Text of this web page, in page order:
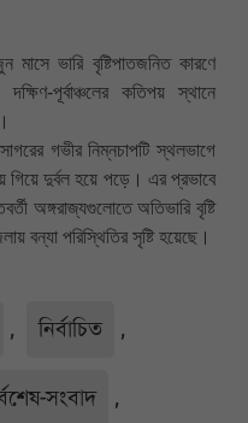
মাসে ভারি বৃষ্টিপাতজনিত কারণে
পূর্বাঞ্চলের কতিপয় স্থানে
গভীর নিম্নচাপটি স্থলভাগে
গিয়ে দুর্বল হয়ে পড়ে। এর প্রভাবে
অঙ্গরাজ্যগুলোতে অতিভারি বৃষ্টি
বন্যা পরিস্থিতির সৃষ্টি হয়েছে।
, নির্বাচিত ,
সংবাদ ,